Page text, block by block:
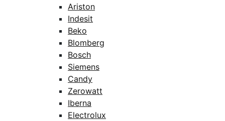
Ariston
Indesit
Beko
Blomberg
Bosch
Siemens
Candy
Zerowatt
Iberna
Electrolux